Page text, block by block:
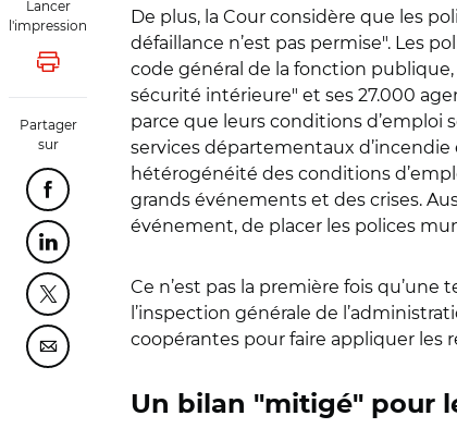
Lancer
l'impression
Lancer l'impression
Partager
sur
Partager cette page sur Facebook
Partager cette page sur Linkedin
Partager cette page sur Twitter
Partager cette page sur Courriel
De plus, la Cour considère que les
défaillance n’est pas permise". Les
code général de la fonction publique,
sécurité intérieure" et ses 27.000
parce que leurs conditions
services départementaux
hétérogénéité des conditions
grands événements et des crises.
événement, de placer les polices
Ce n’est pas la première fois
l’inspection générale de
coopérantes pour faire appliquer les
Un bilan "mitigé" pour